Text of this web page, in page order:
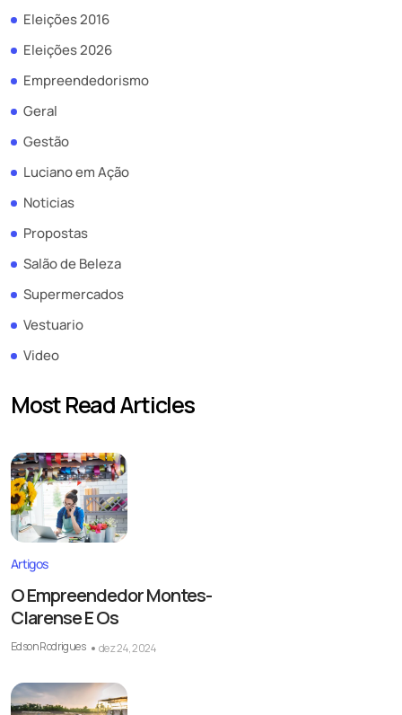
Eleições 2016
Eleições 2026
Empreendedorismo
Geral
Gestão
Luciano em Ação
Noticias
Propostas
Salão de Beleza
Supermercados
Vestuario
Video
Most Read Articles
Artigos
O Empreendedor Montes-
Clarense E Os
Edson Rodrigues dez 24, 2024